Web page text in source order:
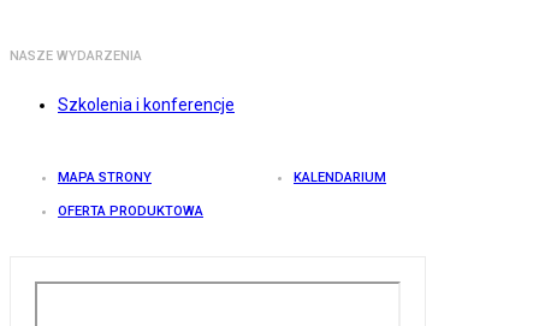
NASZE WYDARZENIA
Szkolenia i konferencje
MAPA STRONY KALENDARIUM
OFERTA PRODUKTOWA